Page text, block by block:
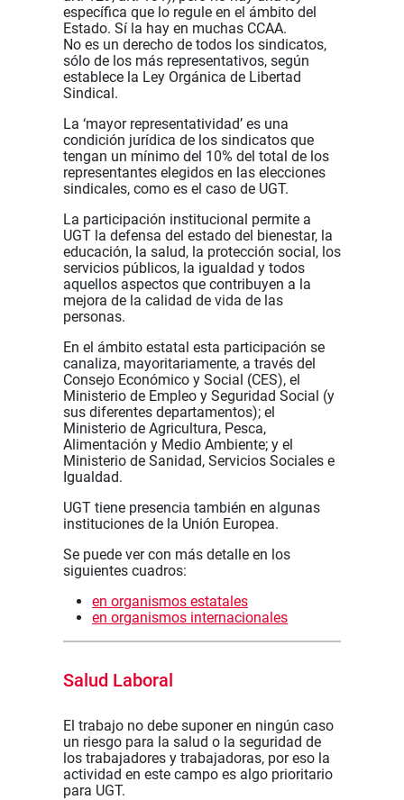
específica que lo regule en el ámbito del
Estado. Sí la hay en muchas CCAA.
No es un derecho de todos los sindicatos,
sólo de los más representativos, según
establece la Ley Orgánica de Libertad
Sindical.
La ‘mayor representatividad’ es una
condición jurídica de los sindicatos que
tengan un mínimo del 10% del total de los
representantes elegidos en las elecciones
sindicales, como es el caso de UGT.
La participación institucional permite a
UGT la defensa del estado del bienestar, la
educación, la salud, la protección social, los
servicios públicos, la igualdad y todos
aquellos aspectos que contribuyen a la
mejora de la calidad de vida de las
personas.
En el ámbito estatal esta participación se
canaliza, mayoritariamente, a través del
Consejo Económico y Social (CES), el
Ministerio de Empleo y Seguridad Social (y
sus diferentes departamentos); el
Ministerio de Agricultura, Pesca,
Alimentación y Medio Ambiente; y el
Ministerio de Sanidad, Servicios Sociales e
Igualdad.
UGT tiene presencia también en algunas
instituciones de la Unión Europea.
Se puede ver con más detalle en los
siguientes cuadros:
en organismos estatales
en organismos internacionales
Salud Laboral
El trabajo no debe suponer en ningún caso
un riesgo para la salud o la seguridad de
los trabajadores y trabajadoras, por eso la
actividad en este campo es algo prioritario
para UGT.